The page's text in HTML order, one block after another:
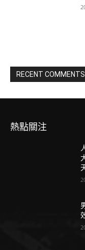
RECENT COMMENTS
熱點關注